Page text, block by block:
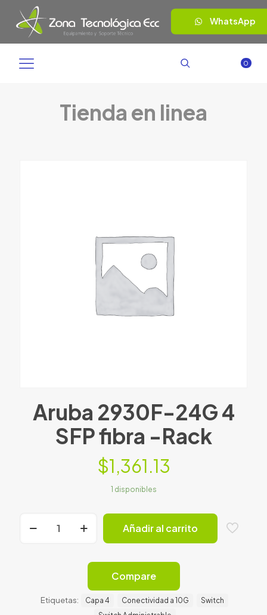
WhatsApp
0
Tienda en linea
Aruba 2930F-24G 4
SFP fibra -Rack
$1,361.13
1 disponibles
2930F-
Añadir al carrito
Compare
Etiquetas: Capa 4 Conectividad a 10G
Switch